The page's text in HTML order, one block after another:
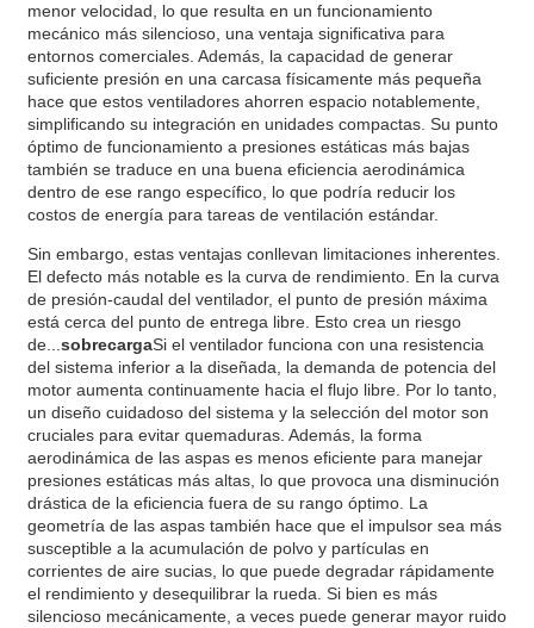
menor velocidad, lo que resulta en un funcionamiento
mecánico más silencioso, una ventaja significativa para
entornos comerciales. Además, la capacidad de generar
suficiente presión en una carcasa físicamente más pequeña
hace que estos ventiladores ahorren espacio notablemente,
simplificando su integración en unidades compactas. Su punto
óptimo de funcionamiento a presiones estáticas más bajas
también se traduce en una buena eficiencia aerodinámica
dentro de ese rango específico, lo que podría reducir los
costos de energía para tareas de ventilación estándar.
Sin embargo, estas ventajas conllevan limitaciones inherentes.
El defecto más notable es la curva de rendimiento. En la curva
de presión-caudal del ventilador, el punto de presión máxima
está cerca del punto de entrega libre. Esto crea un riesgo
de...sobrecargaSi el ventilador funciona con una resistencia
del sistema inferior a la diseñada, la demanda de potencia del
motor aumenta continuamente hacia el flujo libre. Por lo tanto,
un diseño cuidadoso del sistema y la selección del motor son
cruciales para evitar quemaduras. Además, la forma
aerodinámica de las aspas es menos eficiente para manejar
presiones estáticas más altas, lo que provoca una disminución
drástica de la eficiencia fuera de su rango óptimo. La
geometría de las aspas también hace que el impulsor sea más
susceptible a la acumulación de polvo y partículas en
corrientes de aire sucias, lo que puede degradar rápidamente
el rendimiento y desequilibrar la rueda. Si bien es más
silencioso mecánicamente, a veces puede generar mayor ruido